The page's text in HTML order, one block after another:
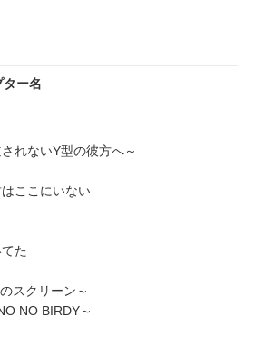
ー名
れないY型の彼方へ～
ここにいない
た
スクリーン～
NO BIRDY～